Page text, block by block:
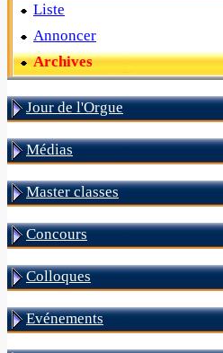
Liste
Annoncer
Archives
Jour de l'Orgue
Médias
Master classes
Concours
Colloques
Evénements